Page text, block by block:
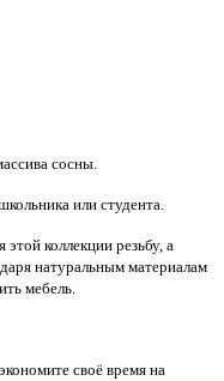
сосны.
или студента.
коллекции резьбу, а
натуральным материалам
мебель.
своё время на